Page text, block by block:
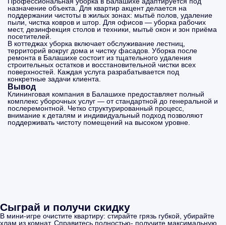
назначение объекта. Для квартир акцент делается на
поддержании чистоты в жилых зонах: мытьё полов, удаление
пыли, чистка ковров и штор. Для офисов — уборка рабочих
мест, дезинфекция столов и техники, мытьё окон и зон приёма
посетителей.
В коттеджах уборка включает обслуживание лестниц,
территорий вокруг дома и чистку фасадов. Уборка после
ремонта в Балашихе состоит из тщательного удаления
строительных остатков и восстановительной чистки всех
поверхностей. Каждая услуга разрабатывается под
конкретные задачи клиента.
Вывод
Клининговая компания в Балашихе предоставляет полный
комплекс уборочных услуг — от стандартной до генеральной и
послеремонтной. Четко структурированный процесс,
внимание к деталям и индивидуальный подход позволяют
поддерживать чистоту помещений на высоком уровне.
Сыграй и получи скидку
В мини-игре очистите квартиру: стирайте грязь губкой, убирайте
хлам из комнат. Справитесь полностью- получите максимальную